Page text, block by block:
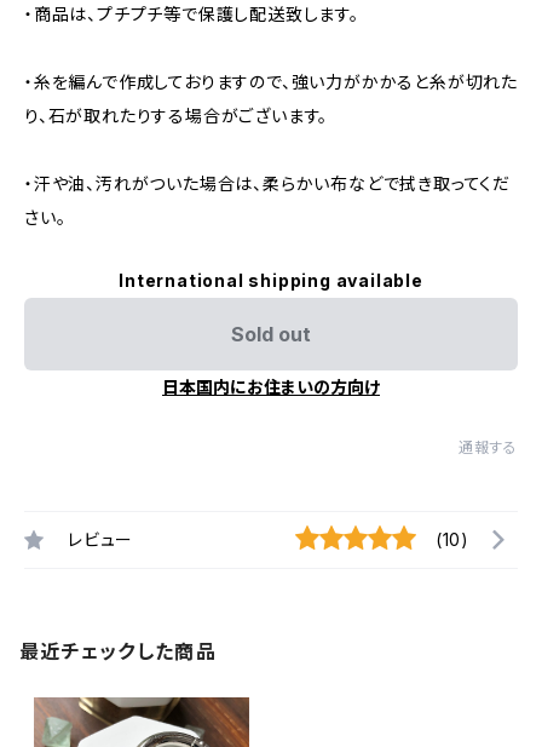
・商品は、プチプチ等で保護し配送致します。
・糸を編んで作成しておりますので、強い力がかかると糸が切れた
り、石が取れたりする場合がございます。
・汗や油、汚れがついた場合は、柔らかい布などで拭き取ってくだ
さい。
International shipping available
Sold out
日本国内にお住まいの方向け
通報する
レビュー (10)
最近チェックした商品